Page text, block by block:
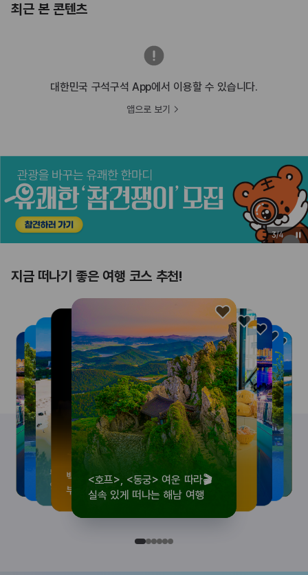
최근 본 콘텐츠
대한민국 구석구석 App에서 이용할 수 있습니다.
앱으로 보기
3/4
지금 떠나기 좋은 여행 코스 추천!
<호프>, <동궁> 여운 따라🎬
실속 있게 떠나는 해남 여행
로컬 감성 수집!
전국 로컬 기념품숍 3곳⭐
우리말이 더 재미있어지는
세종 한글 여행
숲길부터 천년 고찰까지!
마음에 쉼을 더하는 부안
뚜벅이 여행자 주목🚶
양양 1박 2일 코스
백제의 숨결을 따라,
부여에서 만나는 여름
<호프>, <동궁> 여운 따라🎬
실속 있게 떠나는 해남 여행
로컬 감성 수집!
전국 로컬 기념품숍 3곳⭐
우리말이 더 재미있어지는
세종 한글 여행
숲길부터 천년 고찰까지!
마음에 쉼을 더하는 부안
뚜벅이 여행자 주목🚶
양양 1박 2일 코스
백제의 숨결을 따라,
부여에서 만나는 여름
<호프>, <동궁> 여운 따라🎬
실속 있게 떠나는 해남 여행
로컬 감성 수집!
전국 로컬 기념품숍 3곳⭐
우리말이 더 재미있어지는
세종 한글 여행
숲길부터 천년 고찰까지!
마음에 쉼을 더하는 부안
뚜벅이 여행자 주목🚶
양양 1박 2일 코스
백제의 숨결을 따라,
부여에서 만나는 여름